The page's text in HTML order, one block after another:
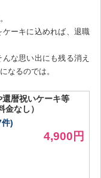
ーキに込めれば、退職
な思い出にも残る消え
なるのでは。